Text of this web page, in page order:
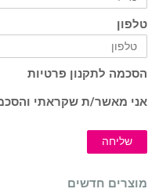
טלפון
הסכמה לתקנון פרטיות
אני מאשר/ת שקראתי
שליחה
מוצרים חדשים